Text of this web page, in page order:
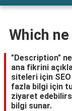
Which
"Description"
ana fikrini
siteleri için SEO
fazla bilgi için
ziyaret
bilgi sunar.